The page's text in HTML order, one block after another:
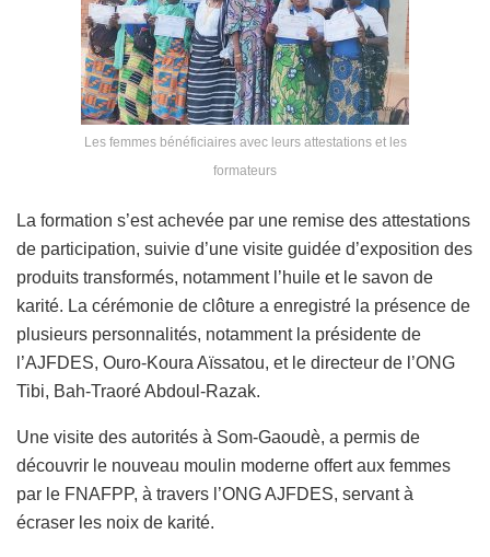
Les femmes bénéficiaires avec leurs attestations et les
formateurs
La formation s’est achevée par une remise des attestations
de participation, suivie d’une visite guidée d’exposition des
produits transformés, notamment l’huile et le savon de
karité. La cérémonie de clôture a enregistré la présence de
plusieurs personnalités, notamment la présidente de
l’AJFDES, Ouro-Koura Aïssatou, et le directeur de l’ONG
Tibi, Bah-Traoré Abdoul-Razak.
Une visite des autorités à Som-Gaoudè, a permis de
découvrir le nouveau moulin moderne offert aux femmes
par le FNAFPP, à travers l’ONG AJFDES, servant à
écraser les noix de karité.